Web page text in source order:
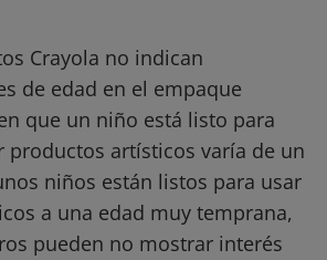
Crayola no indican
de edad en el empaque
que un niño está listo para
productos artísticos varía de un
niños están listos para usar
a una edad muy temprana,
pueden no mostrar interés